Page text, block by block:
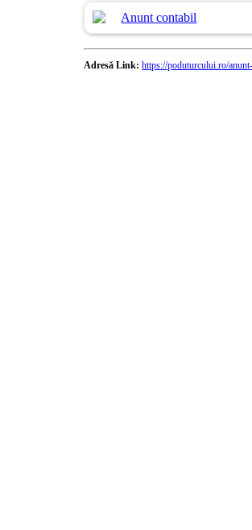
Anunt contabil
Adresă Link: https://poduturcului.ro/